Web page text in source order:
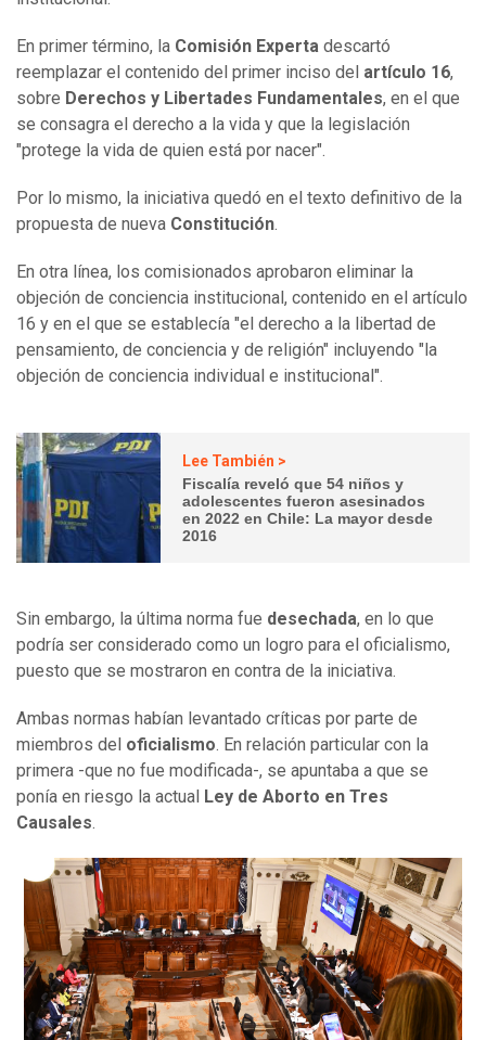
En primer término, la Comisión Experta descartó
reemplazar el contenido del primer inciso del artículo 16,
sobre Derechos y Libertades Fundamentales, en el que
se consagra el derecho a la vida y que la legislación
"protege la vida de quien está por nacer".
Por lo mismo, la iniciativa quedó en el texto definitivo de la
propuesta de nueva Constitución.
En otra línea, los comisionados aprobaron eliminar la
objeción de conciencia institucional, contenido en el artículo
16 y en el que se establecía "el derecho a la libertad de
pensamiento, de conciencia y de religión" incluyendo "la
objeción de conciencia individual e institucional".
Lee También >
Fiscalía reveló que 54 niños y
adolescentes fueron asesinados
en 2022 en Chile: La mayor desde
2016
Sin embargo, la última norma fue desechada, en lo que
podría ser considerado como un logro para el oficialismo,
puesto que se mostraron en contra de la iniciativa.
Ambas normas habían levantado críticas por parte de
miembros del oficialismo. En relación particular con la
primera -que no fue modificada-, se apuntaba a que se
ponía en riesgo la actual Ley de Aborto en Tres
Causales.